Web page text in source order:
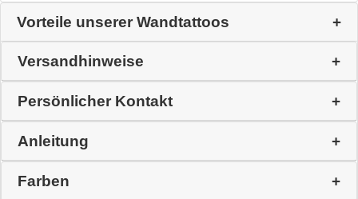
Vorteile unserer Wandtattoos
Versandhinweise
Persönlicher Kontakt
Anleitung
Farben